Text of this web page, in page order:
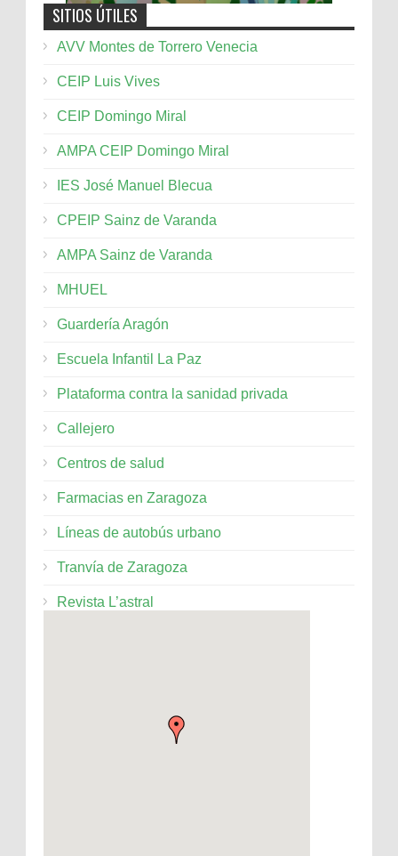
SITIOS ÚTILES
AVV Montes de Torrero Venecia
CEIP Luis Vives
CEIP Domingo Miral
AMPA CEIP Domingo Miral
IES José Manuel Blecua
CPEIP Sainz de Varanda
AMPA Sainz de Varanda
MHUEL
Guardería Aragón
Escuela Infantil La Paz
Plataforma contra la sanidad privada
Callejero
Centros de salud
Farmacias en Zaragoza
Líneas de autobús urbano
Tranvía de Zaragoza
Revista L’astral